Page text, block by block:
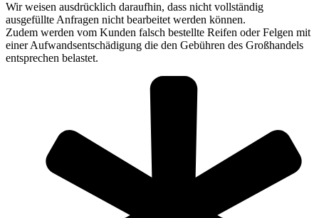
Wir weisen ausdrücklich daraufhin, dass nicht vollständig
ausgefüllte Anfragen nicht bearbeitet werden können.
Zudem werden vom Kunden falsch bestellte Reifen oder Felgen mit
einer Aufwandsentschädigung die den Gebühren des Großhandels
entsprechen belastet.